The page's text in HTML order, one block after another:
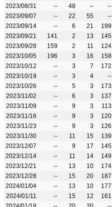
2023/08/31
-- 48 -- --
2023/09/07
-- 22 55 --
2023/09/14
-- 6 21 199
2023/09/21
141 2 13 145
2023/09/28
159 2 11 124
2023/10/05
196 3 16 158
2023/10/12
-- 3 7 172
2023/10/19
-- 3 4 --
2023/10/26
-- 5 3 173
2023/11/02
-- 6 3 137
2023/11/09
-- 9 3 113
2023/11/16
-- 9 3 120
2023/11/23
-- 9 3 126
2023/11/30
-- 11 15 139
2023/12/07
-- 9 17 145
2023/12/14
-- 11 14 149
2023/12/21
-- 13 10 174
2023/12/28
-- 15 20 187
2024/01/04
-- 13 10 177
2024/01/11
-- 15 12 161